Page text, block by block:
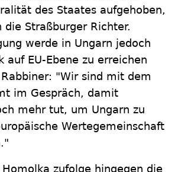
des Staates aufgehoben,
Straßburger Richter.
werde in Ungarn jedoch
auf EU-Ebene zu erreichen
"Wir sind mit dem
im Gespräch, damit
mehr tut, um Ungarn zu
Wertegemeinschaft
zufolge hingegen die